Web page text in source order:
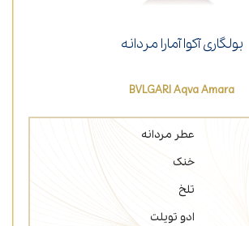
بولگاری آکوا آمارا مردانه
BVLGARI Aqva Amara
عطر مردانه
خنک
تلخ
ادو تویلت